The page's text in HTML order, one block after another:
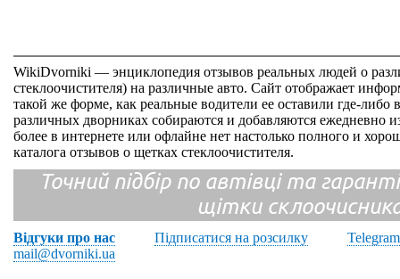
WikiDvorniki — энциклопедия отзывов реальных людей о
стеклоочистителя) на различные авто. Сайт отображает
такой же форме, как реальные водители ее оставили где-либо
различных дворниках собираются и добавляются ежедневно
более в интернете или офлайне нет настолько полного и
каталога отзывов о щетках стеклоочистителя.
Точний підбір по автівці та
щітки
Відгуки про нас Підписатися на розсилку
Telegram
mail@dvorniki.ua